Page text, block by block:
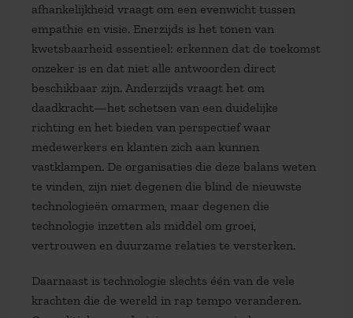
afhankelijkheid vraagt om een evenwicht tussen
empathie en visie. Enerzijds is het tonen van
kwetsbaarheid essentieel: erkennen dat de toekomst
onzeker is en dat niet alle antwoorden direct
beschikbaar zijn. Anderzijds vraagt het om
daadkracht—het schetsen van een duidelijke
richting en het bieden van perspectief waar
medewerkers en klanten zich aan kunnen
vastklampen. De organisaties die deze balans weten
te vinden, zijn niet degenen die blind de nieuwste
technologieën omarmen, maar degenen die
technologie inzetten als middel om groei,
vertrouwen en duurzame relaties te versterken.
Daarnaast is technologie slechts één van de vele
krachten die de wereld in rap tempo veranderen.